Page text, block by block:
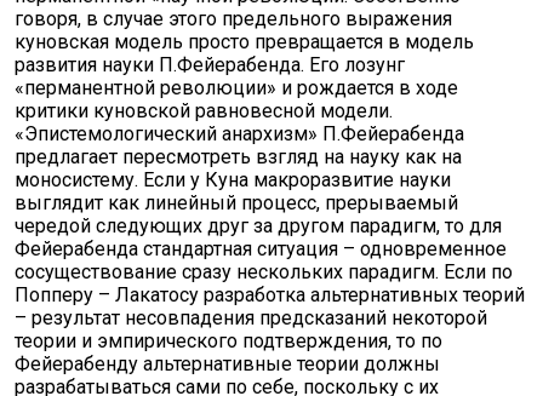
говоря, в случае этого предельного выражения
куновская модель просто превращается в модель
развития науки П.Фейерабенда. Его лозунг
«перманентной революции» и рождается в ходе
критики куновской равновесной модели.
«Эпистемологический анархизм» П.Фейерабенда
предлагает пересмотреть взгляд на науку как на
моносистему. Если у Куна макроразвитие науки
выглядит как линейный процесс, прерываемый
чередой следующих друг за другом парадигм, то для
Фейерабенда стандартная ситуация – одновременное
сосуществование сразу нескольких парадигм. Если по
Попперу – Лакатосу разработка альтернативных теорий
– результат несовпадения предсказаний некоторой
теории и эмпирического подтверждения, то по
Фейерабенду альтернативные теории должны
разрабатываться сами по себе, поскольку с их